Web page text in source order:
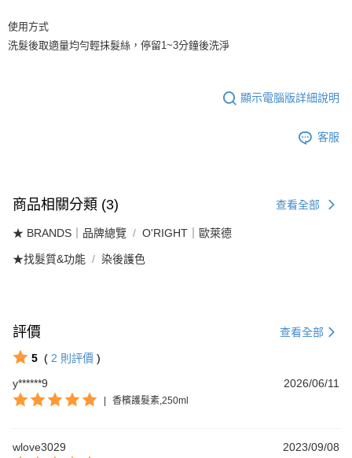
買賣價金債權讓與本公司後，依約使用本公司帳單繳交帳款。
2.基於同意付款使用「大哥付你分期」之契約關係目的，商店將以您的個人
每筆NT$65，滿NT$1,699(含以上)免運費
宅配
使用方式
洗髮後取適量均勻輕抺髮絲，停留1~3分鐘後洗淨
顯示電腦版詳細說明
客服
商品相關分類 (3) 查看全部
★ BRANDS｜品牌總覽 O'RIGHT｜歐萊德
★找髮質&功能 染後護色
評價 查看全部
5 ( 2 則評價 )
y******9
2026/06/11
| 香檳護髮素,250ml
wlove3029 2023/09/08